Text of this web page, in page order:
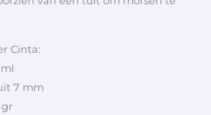
Cinta:
7 mm
gr